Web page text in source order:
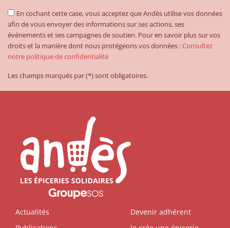
En cochant cette case, vous acceptez que Andès utilise vos données
afin de vous envoyer des informations sur ses actions, ses
événements et ses campagnes de soutien. Pour en savoir plus sur vos
droits et la manière dont nous protégeons vos données :Consultez
notre politique de confidentialité
Les champs marqués par (*) sont obligatoires.
Actualités
Devenir adhérent